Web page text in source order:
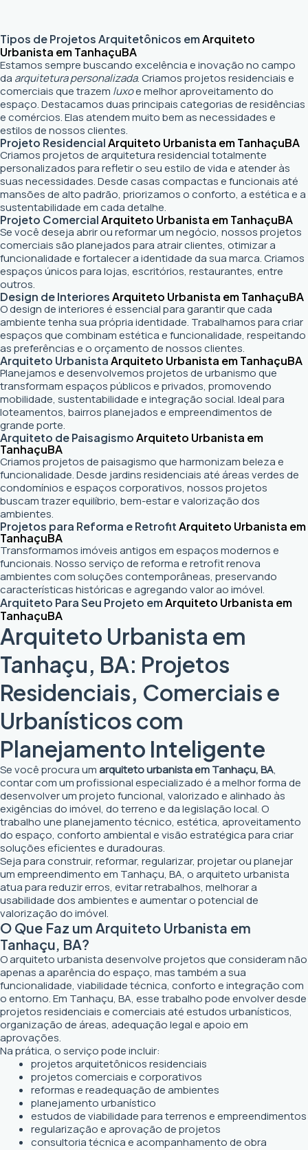
Tipos de Projetos Arquitetônicos emArquiteto
Urbanista em TanhaçuBA
Estamos sempre buscando excelência e inovação no campo
da arquitetura personalizada. Criamos projetos residenciais e
comerciais que trazem luxoe melhor aproveitamento do
espaço. Destacamos duas principais categorias de residências
e comércios. Elas atendem muito bem as necessidades e
estilos de nossos clientes.
Projeto ResidencialArquiteto Urbanista em TanhaçuBA
Criamos projetos de arquitetura residencial totalmente
personalizados para refletir o seu estilo de vida e atender às
suas necessidades. Desde casas compactas e funcionais até
mansões de alto padrão, priorizamos o conforto, a estética e a
sustentabilidade em cada detalhe.
Projeto ComercialArquiteto Urbanista em TanhaçuBA
Se você deseja abrir ou reformar um negócio, nossos projetos
comerciais são planejados para atrair clientes, otimizar a
funcionalidade e fortalecer a identidade da sua marca. Criamos
espaços únicos para lojas, escritórios, restaurantes, entre
outros.
Design de InterioresArquiteto Urbanista em TanhaçuBA
O design de interiores é essencial para garantir que cada
ambiente tenha sua própria identidade. Trabalhamos para criar
espaços que combinam estética e funcionalidade, respeitando
as preferências e o orçamento de nossos clientes.
Arquiteto UrbanistaArquiteto Urbanista em TanhaçuBA
Planejamos e desenvolvemos projetos de urbanismo que
transformam espaços públicos e privados, promovendo
mobilidade, sustentabilidade e integração social. Ideal para
loteamentos, bairros planejados e empreendimentos de
grande porte.
Arquiteto de PaisagismoArquiteto Urbanista em
TanhaçuBA
Criamos projetos de paisagismo que harmonizam beleza e
funcionalidade. Desde jardins residenciais até áreas verdes de
condomínios e espaços corporativos, nossos projetos
buscam trazer equilíbrio, bem-estar e valorização dos
ambientes.
Projetos para Reforma e RetrofitArquiteto Urbanista em
TanhaçuBA
Transformamos imóveis antigos em espaços modernos e
funcionais. Nosso serviço de reforma e retrofit renova
ambientes com soluções contemporâneas, preservando
características históricas e agregando valor ao imóvel.
Arquiteto Para Seu Projeto emArquiteto Urbanista em
TanhaçuBA
Arquiteto Urbanista em
Tanhaçu, BA: Projetos
Residenciais, Comerciais e
Urbanísticos com
Planejamento Inteligente
Se você procura umarquiteto urbanista em Tanhaçu, BA,
contar com um profissional especializado é a melhor forma de
desenvolver um projeto funcional, valorizado e alinhado às
exigências do imóvel, do terreno e da legislação local. O
trabalho une planejamento técnico, estética, aproveitamento
do espaço, conforto ambiental e visão estratégica para criar
soluções eficientes e duradouras.
Seja para construir, reformar, regularizar, projetar ou planejar
um empreendimento em Tanhaçu, BA, o arquiteto urbanista
atua para reduzir erros, evitar retrabalhos, melhorar a
usabilidade dos ambientes e aumentar o potencial de
valorização do imóvel.
O Que Faz um Arquiteto Urbanista em
Tanhaçu, BA?
O arquiteto urbanista desenvolve projetos que consideram não
apenas a aparência do espaço, mas também a sua
funcionalidade, viabilidade técnica, conforto e integração com
o entorno. Em Tanhaçu, BA, esse trabalho pode envolver desde
projetos residenciais e comerciais até estudos urbanísticos,
organização de áreas, adequação legal e apoio em
aprovações.
Na prática, o serviço pode incluir:
projetos arquitetônicos residenciais
projetos comerciais e corporativos
reformas e readequação de ambientes
planejamento urbanístico
estudos de viabilidade para terrenos e empreendimentos
regularização e aprovação de projetos
consultoria técnica e acompanhamento de obra